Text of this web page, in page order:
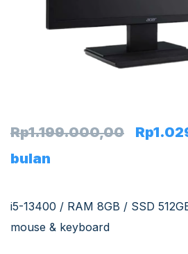
Rp1.199.000,00 Rp
bulan
i5-13400 / RAM 8GB / SSD
mouse & keyboard